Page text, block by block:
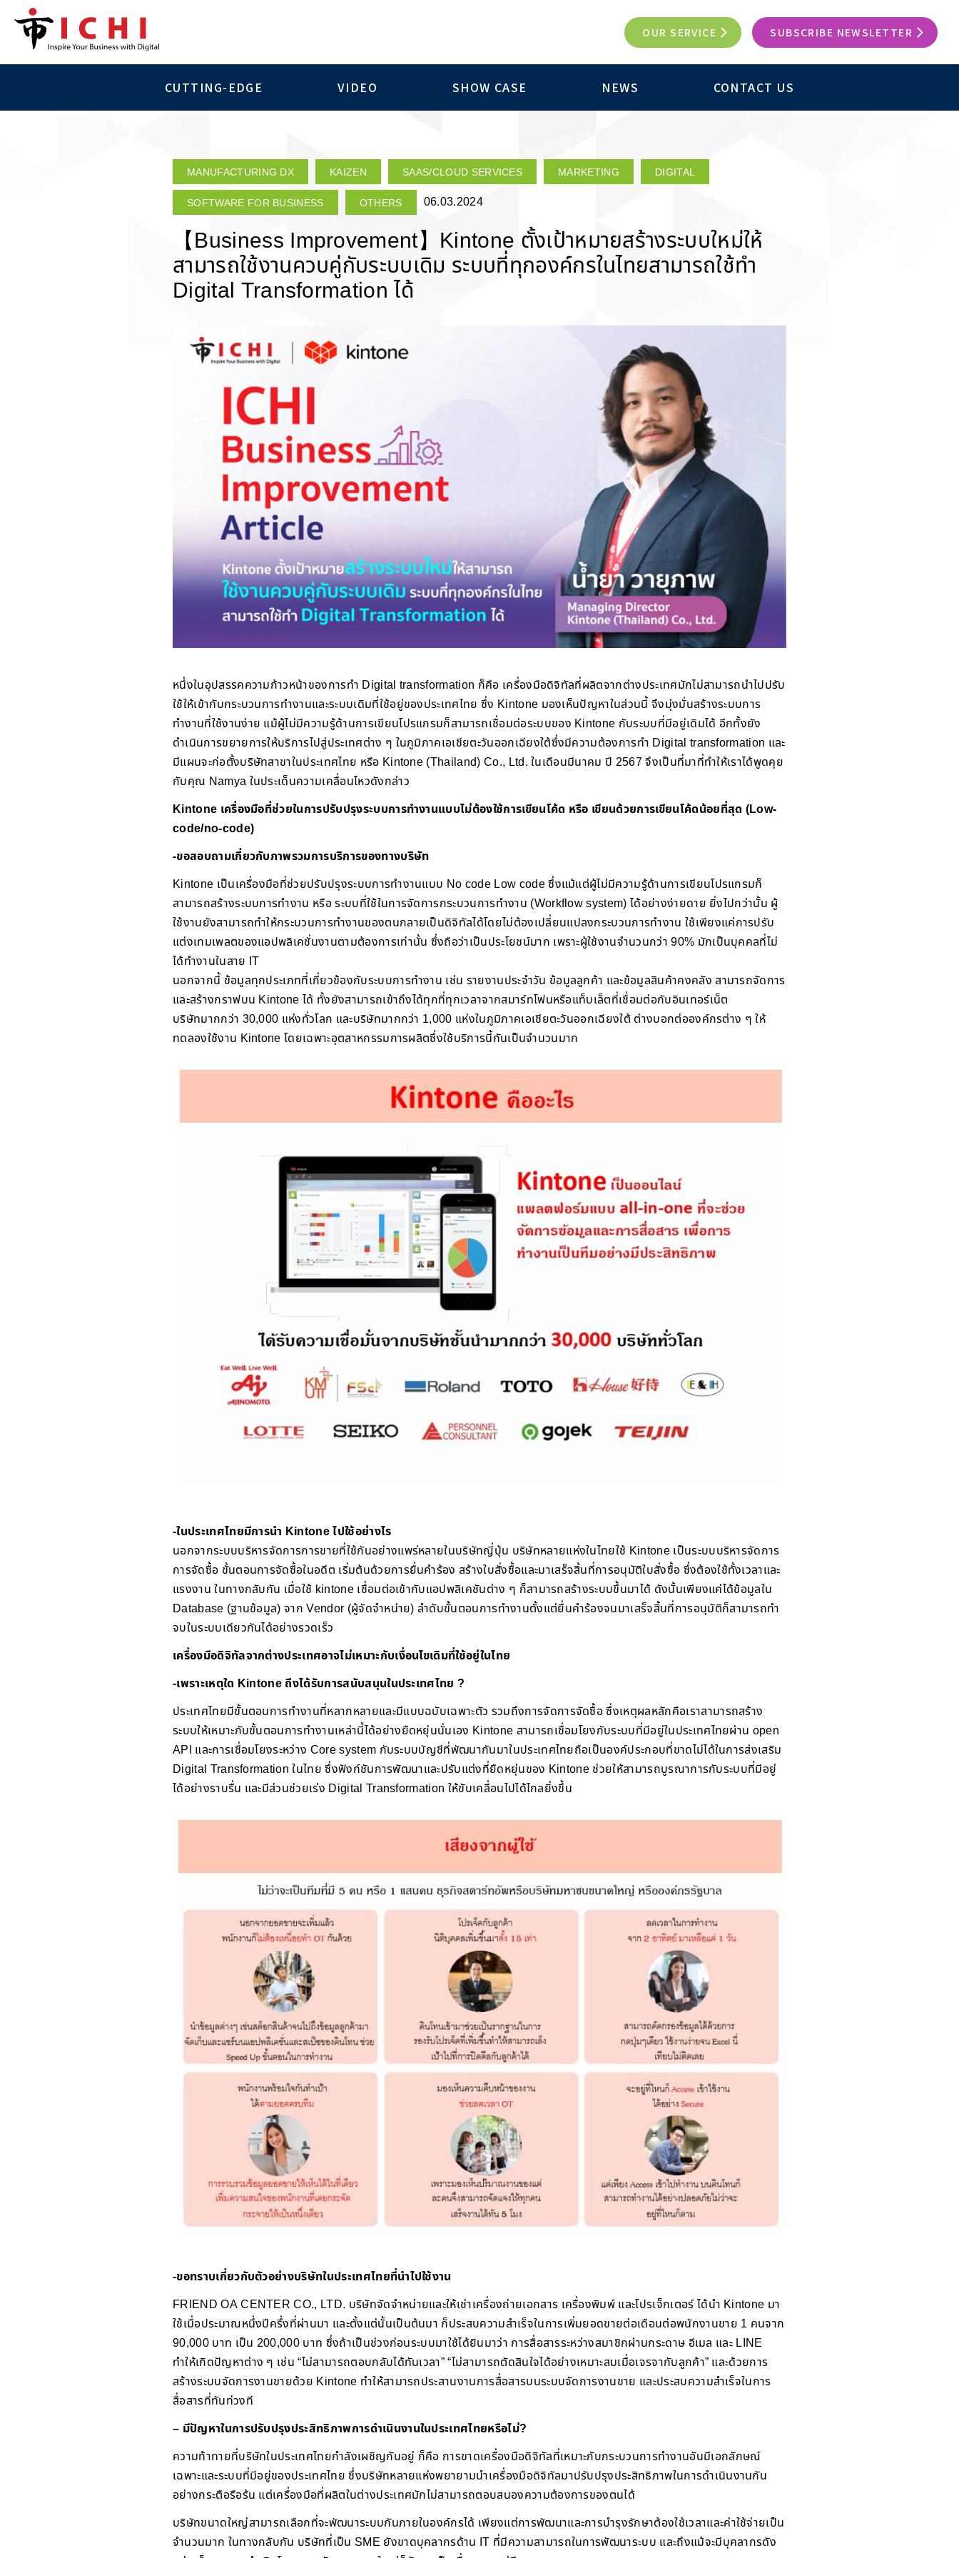
OUR SERVICE SUBSCRIBE NEWSLETTER
CUTTING-EDGE VIDEO SHOW CASE NEWS CONTACT US
MANUFACTURING DX KAIZEN SAAS/CLOUD SERVICES MARKETING DIGITAL
SOFTWARE FOR BUSINESS OTHERS 06.03.2024
【Business Improvement】Kintone ตั้งเป้าหมายสร้างระบบใหม่ให้
สามารถใช้งานควบคู่กับระบบเดิม ระบบที่ทุกองค์กรในไทยสามารถใช้ทำ
Digital Transformation ได้
หนึ่งในอุปสรรคความก้าวหน้าของการทำ Digital transformation ก็คือ เครื่องมือดิจิทัลที่ผลิตจากต่างประเทศมักไม่สามารถนำไปปรับ
ใช้ให้เข้ากับกระบวนการทำงานและระบบเดิมที่ใช้อยู่ของประเทศไทย ซึ่ง Kintone มองเห็นปัญหาในส่วนนี้ จึงมุ่งมั่นสร้างระบบการ
ทำงานที่ใช้งานง่าย แม้ผู้ไม่มีความรู้ด้านการเขียนโปรแกรมก็สามารถเชื่อมต่อระบบของ Kintone กับระบบที่มีอยู่เดิมได้ อีกทั้งยัง
ดำเนินการขยายการให้บริการไปสู่ประเทศต่าง ๆ ในภูมิภาคเอเชียตะวันออกเฉียงใต้ซึ่งมีความต้องการทำ Digital transformation และ
มีแผนจะก่อตั้งบริษัทสาขาในประเทศไทย หรือ Kintone (Thailand) Co., Ltd. ในเดือนมีนาคม ปี 2567 จึงเป็นที่มาที่ทำให้เราได้พูดคุย
กับคุณ Namya ในประเด็นความเคลื่อนไหวดังกล่าว
Kintone เครื่องมือที่ช่วยในการปรับปรุงระบบการทำงานแบบไม่ต้องใช้การเขียนโค้ด หรือ เขียนด้วยการเขียนโค้ดน้อยที่สุด (Low-
code/no-code)
-ขอสอบถามเกี่ยวกับภาพรวมการบริการของทางบริษัท
Kintone เป็นเครื่องมือที่ช่วยปรับปรุงระบบการทำงานแบบ No code Low code ซึ่งแม้แต่ผู้ไม่มีความรู้ด้านการเขียนโปรแกรมก็
สามารถสร้างระบบการทำงาน หรือ ระบบที่ใช้ในการจัดการกระบวนการทำงาน (Workflow system) ได้อย่างง่ายดาย ยิ่งไปกว่านั้น ผู้
ใช้งานยังสามารถทำให้กระบวนการทำงานของตนกลายเป็นดิจิทัลได้โดยไม่ต้องเปลี่ยนแปลงกระบวนการทำงาน ใช้เพียงแค่การปรับ
แต่งเทมเพลตของแอปพลิเคชั่นงานตามต้องการเท่านั้น ซึ่งถือว่าเป็นประโยชน์มาก เพราะผู้ใช้งานจำนวนกว่า 90% มักเป็นบุคคลที่ไม่
ได้ทำงานในสาย IT
นอกจากนี้ ข้อมูลทุกประเภทที่เกี่ยวข้องกับระบบการทำงาน เช่น รายงานประจำวัน ข้อมูลลูกค้า และข้อมูลสินค้าคงคลัง สามารถจัดการ
และสร้างกราฟบน Kintone ได้ ทั้งยังสามารถเข้าถึงได้ทุกที่ทุกเวลาจากสมาร์ทโฟนหรือแท็บเล็ตที่เชื่อมต่อกับอินเทอร์เน็ต
บริษัทมากกว่า 30,000 แห่งทั่วโลก และบริษัทมากกว่า 1,000 แห่งในภูมิภาคเอเชียตะวันออกเฉียงใต้ ต่างบอกต่อองค์กรต่าง ๆ ให้
ทดลองใช้งาน Kintone โดยเฉพาะอุตสาหกรรมการผลิตซึ่งใช้บริการนี้กันเป็นจำนวนมาก
-ในประเทศไทยมีการนำ Kintone ไปใช้อย่างไร
นอกจากระบบบริหารจัดการการขายที่ใช้กันอย่างแพร่หลายในบริษัทญี่ปุ่น บริษัทหลายแห่งในไทยใช้ Kintone เป็นระบบบริหารจัดการ
การจัดซื้อ ขั้นตอนการจัดซื้อในอดีต เริ่มต้นด้วยการยื่นคำร้อง สร้างใบสั่งซื้อและมาเสร็จสิ้นที่การอนุมัติใบสั่งซื้อ ซึ่งต้องใช้ทั้งเวลาและ
แรงงาน ในทางกลับกัน เมื่อใช้ kintone เชื่อมต่อเข้ากับแอปพลิเคชันต่าง ๆ ก็สามารถสร้างระบบขึ้นมาได้ ดังนั้นเพียงแค่ได้ข้อมูลใน
Database (ฐานข้อมูล) จาก Vendor (ผู้จัดจำหน่าย) ลำดับขั้นตอนการทำงานตั้งแต่ยื่นคำร้องจนมาเสร็จสิ้นที่การอนุมัติก็สามารถทำ
จบในระบบเดียวกันได้อย่างรวดเร็ว
เครื่องมือดิจิทัลจากต่างประเทศอาจไม่เหมาะกับเงื่อนไขเดิมที่ใช้อยู่ในไทย
-เพราะเหตุใด Kintone ถึงได้รับการสนับสนุนในประเทศไทย ?
ประเทศไทยมีขั้นตอนการทำงานที่หลากหลายและมีแบบฉบับเฉพาะตัว รวมถึงการจัดการจัดซื้อ ซึ่งเหตุผลหลักคือเราสามารถสร้าง
ระบบให้เหมาะกับขั้นตอนการทำงานเหล่านี้ได้อย่างยืดหยุ่นนั่นเอง Kintone สามารถเชื่อมโยงกับระบบที่มีอยู่ในประเทศไทยผ่าน open
API และการเชื่อมโยงระหว่าง Core system กับระบบบัญชีที่พัฒนากันมาในประเทศไทยถือเป็นองค์ประกอบที่ขาดไม่ได้ในการส่งเสริม
Digital Transformation ในไทย ซึ่งฟังก์ชันการพัฒนาและปรับแต่งที่ยืดหยุ่นของ Kintone ช่วยให้สามารถบูรณาการกับระบบที่มีอยู่
ได้อย่างราบรื่น และมีส่วนช่วยเร่ง Digital Transformation ให้ขับเคลื่อนไปได้ไกลยิ่งขึ้น
-ขอทราบเกี่ยวกับตัวอย่างบริษัทในประเทศไทยที่นำไปใช้งาน
FRIEND OA CENTER CO., LTD. บริษัทจัดจำหน่ายและให้เช่าเครื่องถ่ายเอกสาร เครื่องพิมพ์ และโปรเจ็กเตอร์ ได้นำ Kintone มา
ใช้เมื่อประมาณหนึ่งปีครึ่งที่ผ่านมา และตั้งแต่นั้นเป็นต้นมา ก็ประสบความสำเร็จในการเพิ่มยอดขายต่อเดือนต่อพนักงานขาย 1 คนจาก
90,000 บาท เป็น 200,000 บาท ซึ่งถ้าเป็นช่วงก่อนระบบมาใช้ได้ยินมาว่า การสื่อสารระหว่างสมาชิกผ่านกระดาษ อีเมล และ LINE
ทำให้เกิดปัญหาต่าง ๆ เช่น “ไม่สามารถตอบกลับได้ทันเวลา” “ไม่สามารถตัดสินใจได้อย่างเหมาะสมเมื่อเจรจากับลูกค้า” และด้วยการ
สร้างระบบจัดการงานขายด้วย Kintone ทำให้สามารถประสานงานการสื่อสารบนระบบจัดการงานขาย และประสบความสำเร็จในการ
สื่อสารที่ทันท่วงที
– มีปัญหาในการปรับปรุงประสิทธิภาพการดำเนินงานในประเทศไทยหรือไม่?
ความท้าทายที่บริษัทในประเทศไทยกำลังเผชิญกันอยู่ ก็คือ การขาดเครื่องมือดิจิทัลที่เหมาะกับกระบวนการทำงานอันมีเอกลักษณ์
เฉพาะและระบบที่มีอยู่ของประเทศไทย ซึ่งบริษัทหลายแห่งพยายามนำเครื่องมือดิจิทัลมาปรับปรุงประสิทธิภาพในการดำเนินงานกัน
อย่างกระตือรือร้น แต่เครื่องมือที่ผลิตในต่างประเทศมักไม่สามารถตอบสนองความต้องการของตนได้
บริษัทขนาดใหญ่สามารถเลือกที่จะพัฒนาระบบกันภายในองค์กรได้ เพียงแต่การพัฒนาและการบำรุงรักษาต้องใช้เวลาและค่าใช้จ่ายเป็น
จำนวนมาก ในทางกลับกัน บริษัทที่เป็น SME ยังขาดบุคลากรด้าน IT ที่มีความสามารถในการพัฒนาระบบ และถึงแม้จะมีบุคลากรดัง